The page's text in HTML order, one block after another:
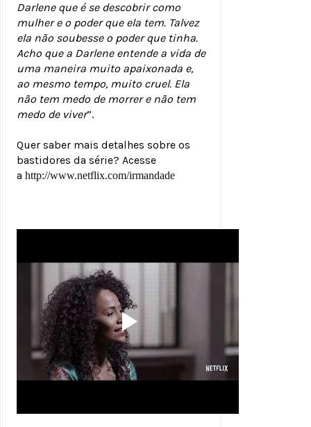
Darlene que é se descobrir como
mulher e o poder que ela tem. Talvez
ela não soubesse o poder que tinha.
Acho que a Darlene entende a vida de
uma maneira muito apaixonada e,
ao mesmo tempo, muito cruel. Ela
não tem medo de morrer e não tem
medo de viver”.
Quer saber mais detalhes sobre os
bastidores da série? Acesse
a http://www.netflix.com/irmandade